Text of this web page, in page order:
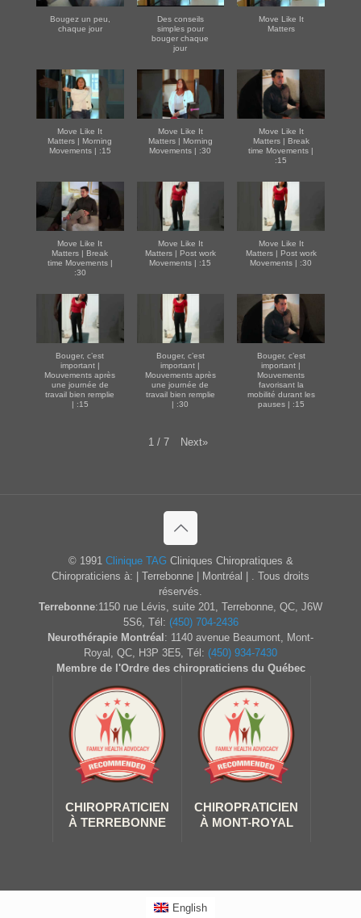
Bougez un peu,
chaque jour
Des conseils
simples pour
bouger chaque
jour
Move Like It
Matters
Move Like It
Matters | Morning
Movements | :15
Move Like It
Matters | Morning
Movements | :30
Move Like It
Matters | Break
time Movements |
:15
Move Like It
Matters | Break
time Movements |
:30
Move Like It
Matters | Post work
Movements | :15
Move Like It
Matters | Post work
Movements | :30
Bouger, c’est
important |
Mouvements après
une journée de
travail bien remplie
| :15
Bouger, c’est
important |
Mouvements après
une journée de
travail bien remplie
| :30
Bouger, c’est
important |
Mouvements
favorisant la
mobilité durant les
pauses | :15
1 / 7 Next»
© 1991 Clinique TAG Cliniques Chiropratiques &
Chiropraticiens à: | Terrebonne | Montréal | . Tous droits
réservés.
Terrebonne:1150 rue Lévis, suite 201, Terrebonne, QC, J6W
5S6, Tél: (450) 704-2436
Neurothérapie Montréal : 1140 avenue Beaumont, Mont-
Royal, QC, H3P 3E5, Tél: (450) 934-7430
Membre de l'Ordre des chiropraticiens du Québec
CHIROPRATICIEN
À TERREBONNE
CHIROPRATICIEN
À MONT-ROYAL
English